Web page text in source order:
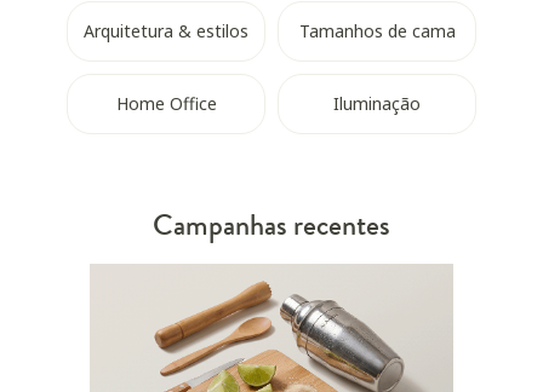
Arquitetura & estilos Tamanhos de cama
Home Office Iluminação
Campanhas recentes